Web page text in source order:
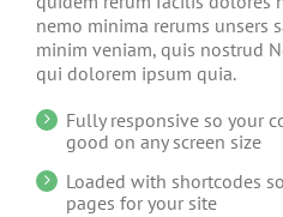
nemo minima rerums unsers
minim veniam, quis nostrud
qui dolorem ipsum quia.
Fully responsive so your
good on any screen size
Loaded with shortcodes
pages for your site